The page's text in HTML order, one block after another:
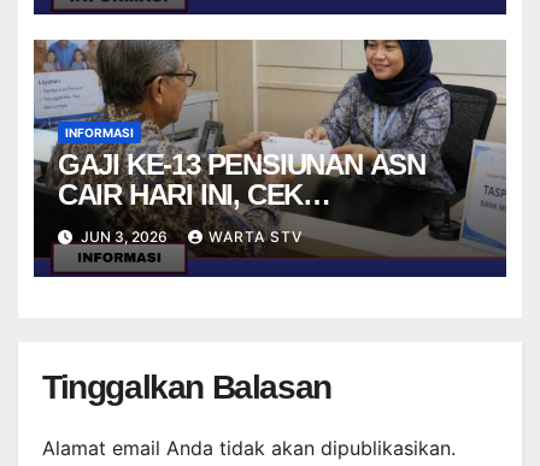
INFORMASI
GAJI KE-13 PENSIUNAN ASN
CAIR HARI INI, CEK
MEKANISMENYA
JUN 3, 2026 WARTA STV
Tinggalkan Balasan
Alamat email Anda tidak akan dipublikasikan.